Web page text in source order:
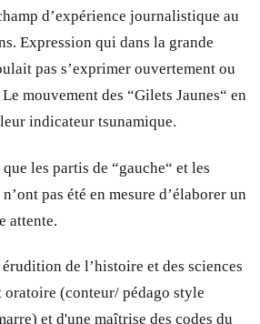
d’expérience journalistique au
Expression qui dans la grande
pas s’exprimer ouvertement ou
mouvement des “Gilets Jaunes“ en
indicateur tsunamique.
les partis de “gauche“ et les
pas été en mesure d’élaborer un
attente.
de l’histoire et des sciences
(conteur/ pédago style
et d'une maîtrise des codes du